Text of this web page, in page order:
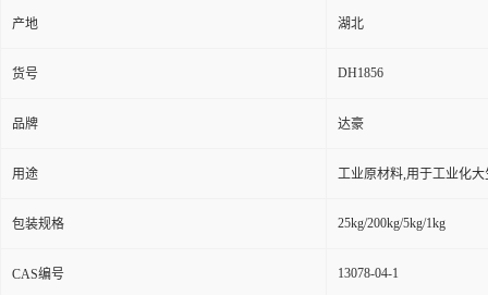
产地 湖北
货号 DH1856
品牌 达豪
用途 工业原材料,用于工业化大
包装规格 25kg/200kg/5kg/1kg
CAS编号 13078-04-1